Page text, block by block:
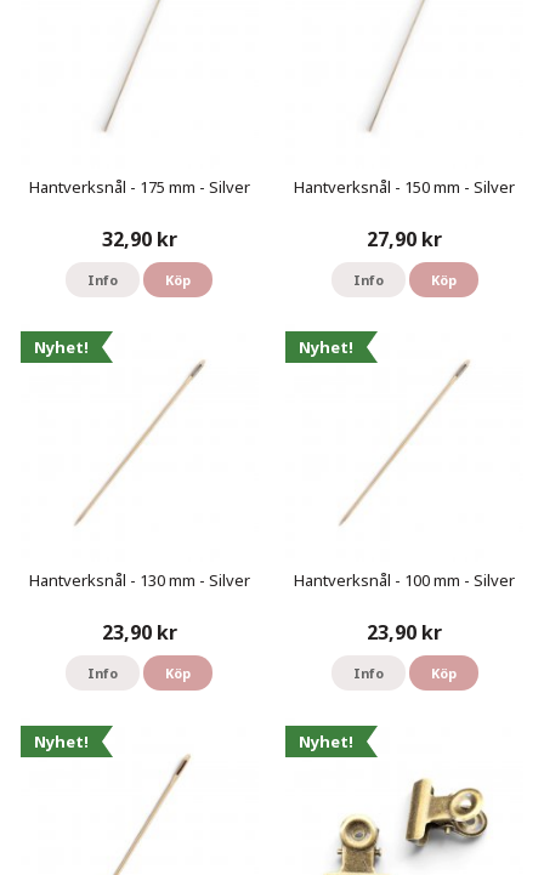
Hantverksnål - 175 mm - Silver
32,90 kr
Info Köp
Hantverksnål - 150 mm - Silver
27,90 kr
Info Köp
Nyhet!
Hantverksnål - 130 mm - Silver
23,90 kr
Info Köp
Nyhet!
Hantverksnål - 100 mm - Silver
23,90 kr
Info Köp
Nyhet! Nyhet!